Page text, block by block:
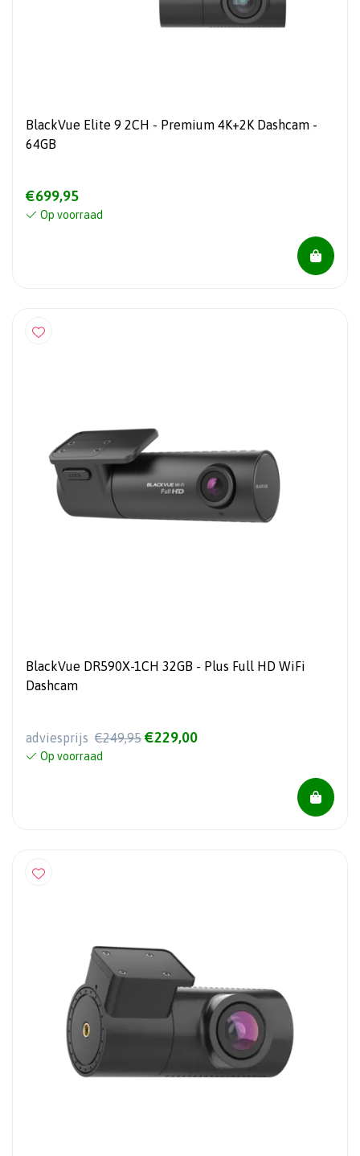
BlackVue Elite 9 2CH - Premium 4K+2K Dashcam -
64GB
€699,95
Op voorraad
BlackVue DR590X-1CH 32GB - Plus Full HD WiFi
Dashcam
adviesprijs €249,95 €229,00
Op voorraad